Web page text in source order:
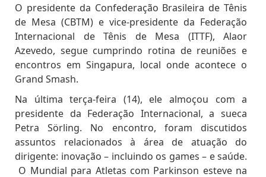
O presidente da Confederação Brasileira de Tênis
de Mesa (CBTM) e vice-presidente da Federação
Internacional de Tênis de Mesa (ITTF), Alaor
Azevedo, segue cumprindo rotina de reuniões e
encontros em Singapura, local onde acontece o
Grand Smash.
Na última terça-feira (14), ele almoçou com a
presidente da Federação Internacional, a sueca
Petra Sörling. No encontro, foram discutidos
assuntos relacionados à área de atuação do
dirigente: inovação – incluindo os games – e saúde.
O Mundial para Atletas com Parkinson esteve na